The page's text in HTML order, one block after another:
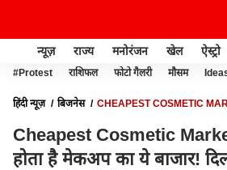
न्यूज़ राज्य मनोरंजन खेल ऐस्ट्रो
#Protest राशिफल फोटो गैलरी मौसम
हिंदी न्यूज़ बिजनेस
CHEAPEST COSMETIC
Cheapest Cosmetic
होता है मेकअप का ये बाजार!